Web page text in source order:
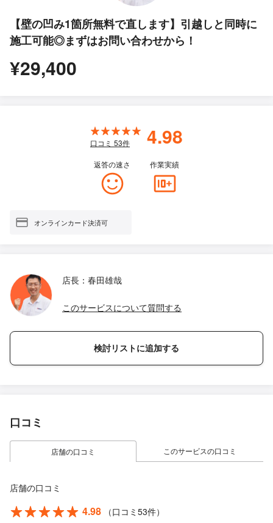
【壁の凹み1箇所無料で直します】引越しと同時に
施工可能◎まずはお問い合わせから！
¥29,400
口コミ 53件 4.98
返答の速さ 作業実績
オンラインカード決済可
店長：春田雄哉
このサービスについて質問する
検討リストに追加する
口コミ
店舗の口コミ このサービスの口コミ
店舗の口コミ
4.98
（口コミ53件）